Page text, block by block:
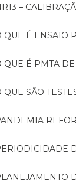
NR13 –
O QUE É
O QUE É PMTA
O QUE SÃO
PANDEMIA
PERIODICIDADE
PLANEJAMENTO